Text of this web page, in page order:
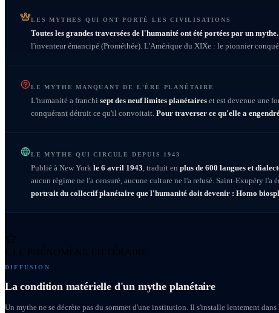
LES MYTHES QUI ONT PORTÉ LES CIVILISATIONS
Toutes les grandes traversées de l'humanité ont été portées par un mythe.
l'inventeur émancipé (Prométhée). L'Amérique du XIXe : le pionnier
LE MYTHE MANQUANT DE L'ÈRE PLANÉTAIRE
L'humanité a franchi sept des neuf limites planétaires et est devenue une
conquérant détruit ce qu'il convoitait. Pour traverser ce qu'elle a
LE MYTHE QUI CIRCULE DEPUIS 1943
Publié à New York le 6 avril 1943, traduit en plus de 600 langues et
aucun régime ne l'a censuré, aucune culture ne l'a refusé. Saint-Exupéry
portrait du collectif planétaire que l'humanité doit devenir : Homo
I. LE PHÉNOMÈNE LITTÉRAIRE
DIFFUSION
La condition matérielle d'un mythe planétaire
Un mythe ne se décrète pas du sommet d'une institution. Il s'installe lentement